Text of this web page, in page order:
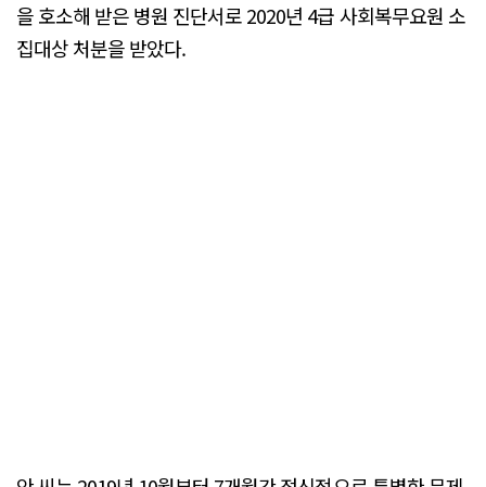
을 호소해 받은 병원 진단서로 2020년 4급 사회복무요원 소
집대상 처분을 받았다.